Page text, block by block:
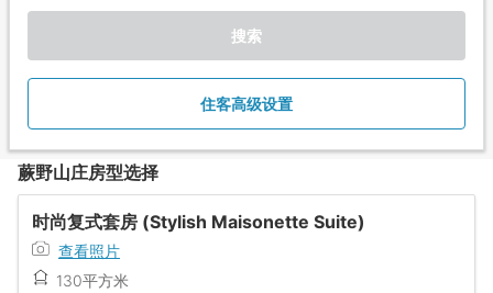
搜索
住客高级设置
蕨野山庄房型选择
时尚复式套房 (Stylish Maisonette Suite)
查看照片
130平方米